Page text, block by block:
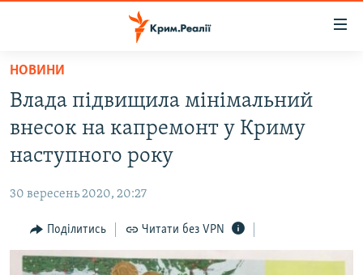
Перейти
основного
матеріалу
до
основної
навігації
Перейти
до
пошуку
ВОДА.КРИМ
БЛОГИ
ПОГЛЯД
ІНТЕРВ'Ю
НОВИНИ
Влада підвищила мінімальний
внесок на капремонт у Криму
наступного року
30 вересень 2020, 20:27
Поділитись Читати без VPN